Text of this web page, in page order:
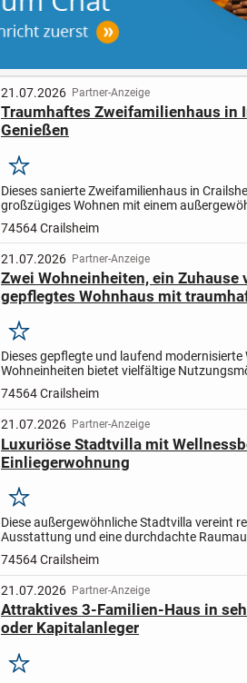
21.07.2026 Partner-Anzeige
Traumhaftes Zweifamilienhaus in
Genießen
Merken
Dieses sanierte Zweifamilienhaus in
großzügiges Wohnen mit einem
und vielseitigen Nutzungsmöglichkeiten.
74564 Crailsheim
21.07.2026 Partner-Anzeige
Zwei Wohneinheiten, ein
gepflegtes Wohnhaus mit
Merken
Dieses gepflegte und laufend
Wohneinheiten bietet vielfältige
Mehrgenerationenhaus, zur Eigennutzung
als...
74564 Crailsheim
21.07.2026 Partner-Anzeige
Luxuriöse Stadtvilla mit
Einliegerwohnung
Merken
Diese außergewöhnliche Stadtvilla vereint
Ausstattung und eine durchdachte
das höchsten Ansprüchen gerecht wird. In
74564 Crailsheim
21.07.2026 Partner-Anzeige
Attraktives 3-Familien-Haus in
oder Kapitalanleger
Merken